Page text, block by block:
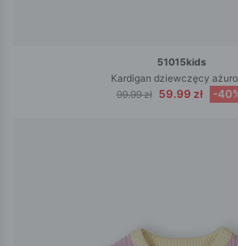
51015kids
Kardigan dziewczęcy
99.99 zł
59.99 zł -